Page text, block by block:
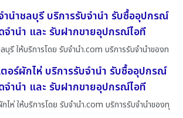
นำชลบุรี บริการรับจำนำ รับซื้ออุปกรณ์
จำนำ และ รับฝากขายอุปกรณ์ไอที
บุรี ให้บริการโดย รับจํานํา.com บริการรับจำนำของท
อร์ผักไห่ บริการรับจำนำ รับซื้ออุปกรณ์
จำนำ และ รับฝากขายอุปกรณ์ไอที
ไห่ ให้บริการโดย รับจํานํา.com บริการรับจำนำของทุ